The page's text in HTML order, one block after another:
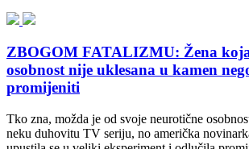
ZBOGOM FATALIZMU: Žena
osobnost nije uklesana u kamen
promijeniti
Tko zna, možda je od svoje neurotične
neku duhovitu TV seriju, no američka